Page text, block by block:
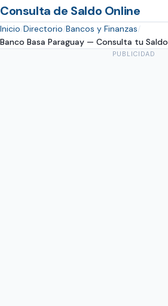
Consulta de Saldo Online
Inicio Directorio Bancos y Finanzas
Banco Basa Paraguay — Consulta tu Saldo
PUBLICIDAD